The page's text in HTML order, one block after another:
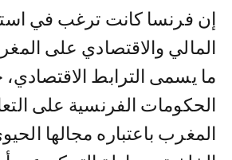
إن فرنسا كانت ترغب في
المالي والاقتصادي على
ما يسمى الترابط
الحكومات الفرنسية على
المغرب باعتباره مجالها